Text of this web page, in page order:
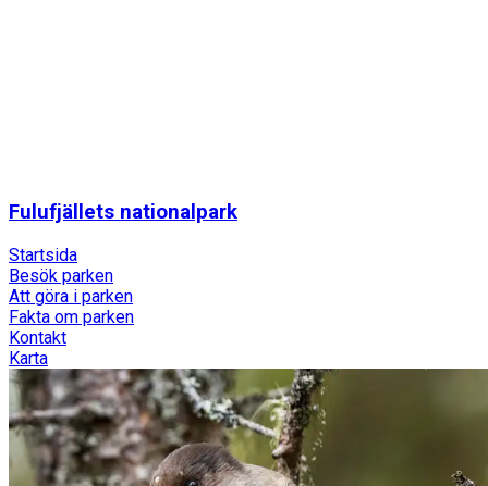
Fulufjällets nationalpark
Startsida
Besök parken
Att göra i parken
Fakta om parken
Kontakt
Karta